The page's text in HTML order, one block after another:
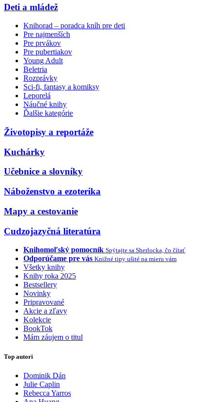
Deti a mládež
Knihorad – poradca kníh pre deti
Pre najmenších
Pre prvákov
Pre pubertiakov
Young Adult
Beletria
Rozprávky
Sci-fi, fantasy a komiksy
Leporelá
Náučné knihy
Ďalšie kategórie
Životopisy a reportáže
Kuchárky
Učebnice a slovníky
Náboženstvo a ezoterika
Mapy a cestovanie
Cudzojazyčná literatúra
Knihomoľský pomocník Spýtajte sa Sherlocka, čo čítať
Odporúčame pre vás Knižné tipy ušité na mieru vám
Všetky knihy
Knihy roka 2025
Bestsellery
Novinky
Pripravované
Akcie a zľavy
Kolekcie
BookTok
Mám záujem o titul
Top autori
Dominik Dán
Julie Caplin
Rebecca Yarros